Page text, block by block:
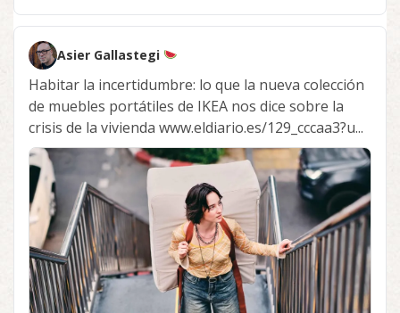
Asier Gallastegi
Habitar la incertidumbre: lo que la nueva colección
de muebles portátiles de IKEA nos dice sobre la
crisis de la vivienda www.eldiario.es/129_cccaa3?u...